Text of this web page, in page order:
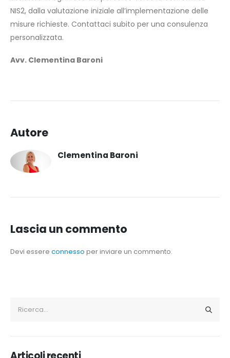
NIS2, dalla valutazione iniziale all’implementazione delle
misure richieste. Contattaci subito per una consulenza
personalizzata.
Avv. Clementina Baroni
Autore
Clementina Baroni
Lascia un commento
Devi essere connesso per inviare un commento.